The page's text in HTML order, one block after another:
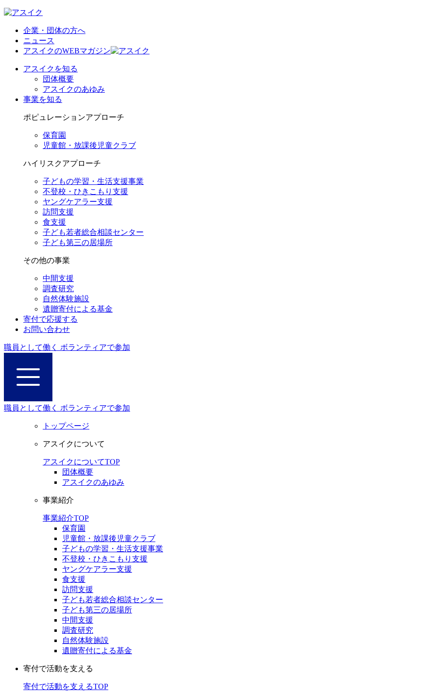
企業・団体の方へ
ニュース
アスイクのWEBマガジン
アスイクを知る
団体概要
アスイクのあゆみ
事業を知る
ポピュレーションアプローチ
保育園
児童館・放課後児童クラブ
ハイリスクアプローチ
子どもの学習・生活支援事業
不登校・ひきこもり支援
ヤングケアラー支援
訪問支援
食支援
子ども若者総合相談センター
子ども第三の居場所
その他の事業
中間支援
調査研究
自然体験施設
遺贈寄付による基金
寄付で応援する
お問い合わせ
職員として働く ボランティアで参加
職員として働く ボランティアで参加
トップページ
アスイクについて
アスイクについてTOP
団体概要
アスイクのあゆみ
事業紹介
事業紹介TOP
保育園
児童館・放課後児童クラブ
子どもの学習・生活支援事業
不登校・ひきこもり支援
ヤングケアラー支援
食支援
訪問支援
子ども若者総合相談センター
子ども第三の居場所
中間支援
調査研究
自然体験施設
遺贈寄付による基金
寄付で活動を支える
寄付で活動を支えるTOP